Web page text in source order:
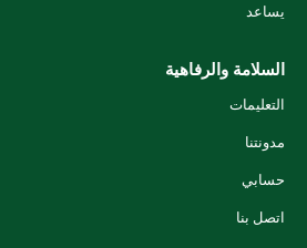
يساعد
السلامة والرفاهية
التعليمات
مدونتنا
حسابي
اتصل بنا